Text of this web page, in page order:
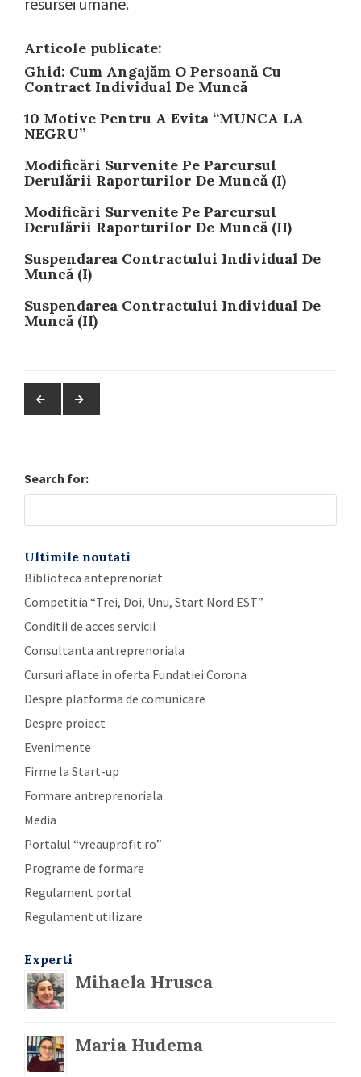
Articole publicate:
Ghid: Cum Angajăm O Persoană Cu
Contract Individual De Muncă
10 Motive Pentru A Evita “MUNCA LA
NEGRU”
Modificări Survenite Pe Parcursul
Derulării Raporturilor De Muncă (I)
Modificări Survenite Pe Parcursul
Derulării Raporturilor De Muncă (II)
Suspendarea Contractului Individual De
Muncă (I)
Suspendarea Contractului Individual De
Muncă (II)
Search for:
Ultimile noutati
Biblioteca anteprenoriat
Competitia “Trei, Doi, Unu, Start Nord EST”
Conditii de acces servicii
Consultanta antreprenoriala
Cursuri aflate in oferta Fundatiei Corona
Despre platforma de comunicare
Despre proiect
Evenimente
Firme la Start-up
Formare antreprenoriala
Media
Portalul “vreauprofit.ro”
Programe de formare
Regulament portal
Regulament utilizare
Experti
Mihaela Hrusca
Maria Hudema